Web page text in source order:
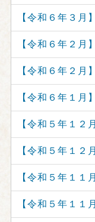
【令和６年３
【令和６年２
【令和６年２
【令和６年１
【令和５年１
【令和５年１
【令和５年１
【令和５年１